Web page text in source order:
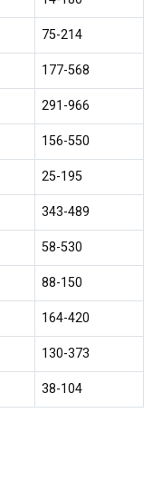
75-214
177-568
291-966
156-550
25-195
343-489
58-530
88-150
164-420
130-373
38-104